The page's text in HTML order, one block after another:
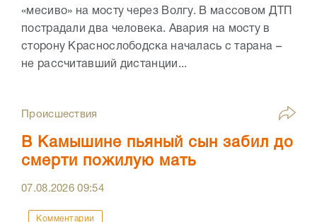
«месиво» на мосту через Волгу. В массовом ДТП
пострадали два человека. Авария на мосту в
сторону Краснослободска началась с тарана –
не рассчитавший дистанции...
Происшествия
В Камышине пьяный сын забил до
смерти пожилую мать
07.08.202609:54
Комментарии